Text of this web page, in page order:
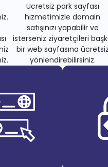
Ücretsiz park sayfası
hizmetimizle domain
satışınızı yapabilir ve
isterseniz ziyaretçileri
bir web sayfasına ücretsiz
yönlendirebilirsiniz.